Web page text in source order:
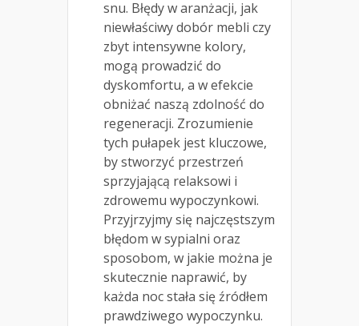
snu. Błędy w aranżacji, jak
niewłaściwy dobór mebli czy
zbyt intensywne kolory,
mogą prowadzić do
dyskomfortu, a w efekcie
obniżać naszą zdolność do
regeneracji. Zrozumienie
tych pułapek jest kluczowe,
by stworzyć przestrzeń
sprzyjającą relaksowi i
zdrowemu wypoczynkowi.
Przyjrzyjmy się najczęstszym
błędom w sypialni oraz
sposobom, w jakie można je
skutecznie naprawić, by
każda noc stała się źródłem
prawdziwego wypoczynku.